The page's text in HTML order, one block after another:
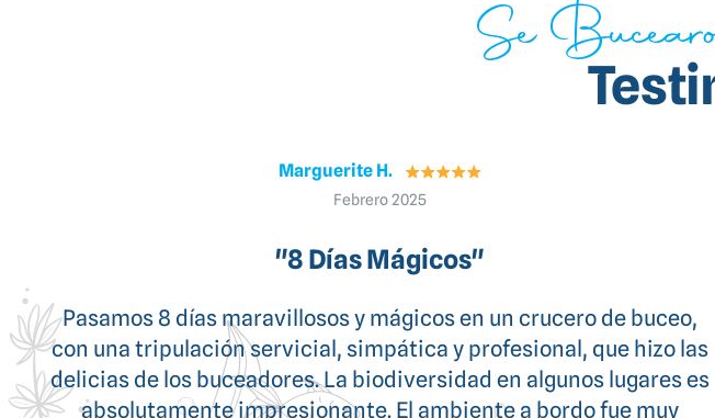
Se
Horváth G.
Enero 2025
"4 Días de Buceo Maravillosos"
La mejor compañía con la que he viajado. Una cosa es decir que
todo es perfecto, pero el personal es tan cálido, amable y servicial
que no hay palabras para describirlo. Olvidé mi traje de neopreno
en el barco por error. Después de unas llamadas, ya habían